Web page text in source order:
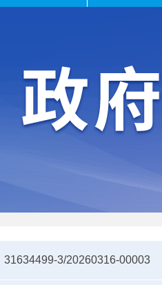
31634499-3/20260316-00003